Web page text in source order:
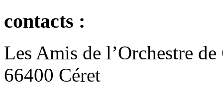
contacts :
Les Amis de l’Orchestre
66400 Céret